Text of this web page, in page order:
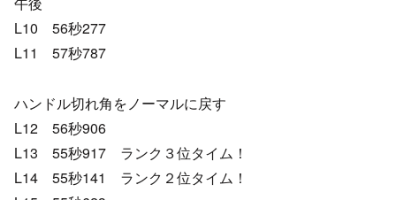
L10 56秒277
L11 57秒787
ハンドル切れ角をノーマルに戻す
L12 56秒906
L13 55秒917 ランク３位タイム！
L14 55秒141 ランク２位タイム！